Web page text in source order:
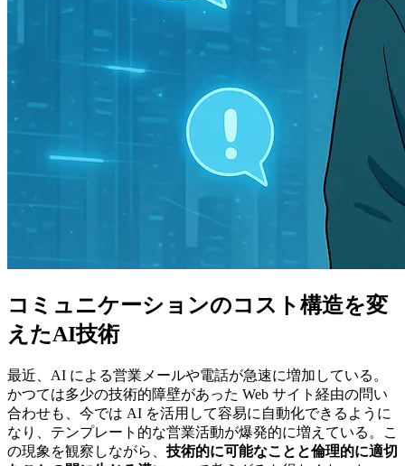
コミュニケーションのコスト構造を変
えたAI技術
最近、AI による営業メールや電話が急速に増加している。
かつては多少の技術的障壁があった Web サイト経由の問い
合わせも、今では AI を活用して容易に自動化できるように
なり、テンプレート的な営業活動が爆発的に増えている。こ
の現象を観察しながら、 技術的に可能なことと倫理的に適切